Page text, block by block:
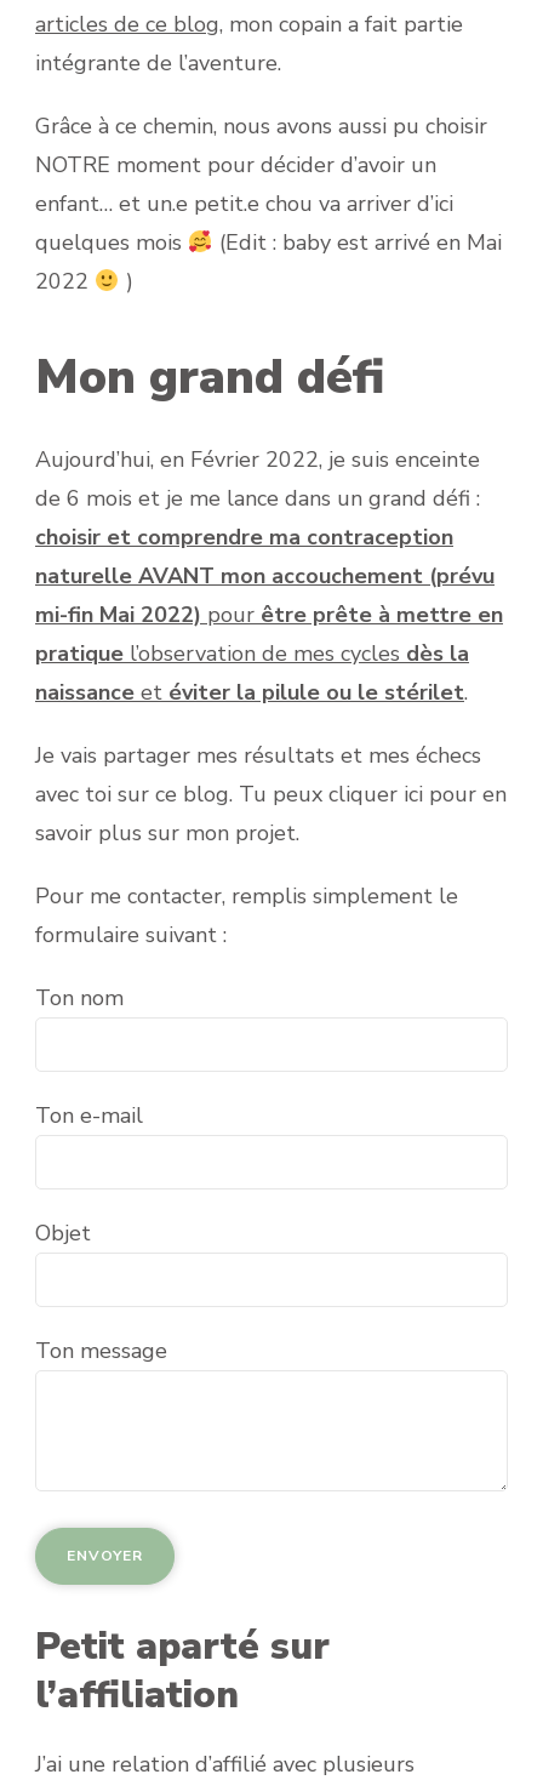
articles de ce blog, mon copain a fait partie
intégrante de l’aventure.
Grâce à ce chemin, nous avons aussi pu choisir
NOTRE moment pour décider d’avoir un
enfant… et un.e petit.e chou va arriver d’ici
quelques mois
(Edit : baby est arrivé en Mai
2022
)
Mon grand défi
Aujourd’hui, en Février 2022, je suis enceinte
de 6 mois et je me lance dans un grand défi :
choisir et comprendre ma contraception
naturelle AVANT mon accouchement (prévu
mi-fin Mai 2022) pour être prête à mettre en
pratique l’observation de mes cycles dès la
naissance et éviter la pilule ou le stérilet.
Je vais partager mes résultats et mes échecs
avec toi sur ce blog. Tu peux cliquer ici pour en
savoir plus sur mon projet.
Pour me contacter, remplis simplement le
formulaire suivant :
Ton nom
Ton e-mail
Objet
Ton message
Petit aparté sur
l’affiliation
J’ai une relation d’affilié avec plusieurs